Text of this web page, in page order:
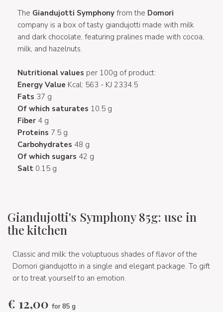
The Giandujotti Symphony from the Domori
company is a box of tasty giandujotti made with milk
and dark chocolate, featuring pralines made with cocoa,
milk, and hazelnuts.
Nutritional values per 100g of product:
Energy Value Kcal: 563 - KJ 2334.5
Fats 37 g
Of which saturates 10.5 g
Fiber 4 g
Proteins 7.5 g
Carbohydrates 48 g
Of which sugars 42 g
Salt 0.15 g
Giandujotti's Symphony 85g: use in
the kitchen
Classic and milk: the voluptuous shades of flavor of the
Domori giandujotto in a single and elegant package. To gift
or to treat yourself to an emotion.
€ 12,00 for 85 g